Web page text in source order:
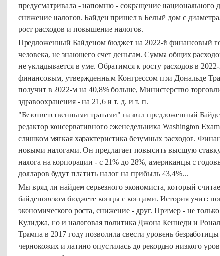
предусматривала - напомню - сокращение национального
снижение налогов. Байден пришел в Белый дом с
рост расходов и повышение налогов.
Предложенный Байденом бюджет на 2022-й финансовый
человека, не знающего счет деньгам. Сумма общих
не укладывается в уме. Обратимся к росту расходов в
финансовым, утвержденным Конгрессом при Дональде
получит в 2022-м на 40,8% больше, Министерство
здравоохранения - на 21,6 и т. д. и т. п.
"Безответственными тратами" назвал предложенный
редактор консервативного еженедельника Washington
слишком мягкая характеристика безумных расходов.
новыми налогами. Он предлагает повысить высшую
налога на корпорации - с 21% до 28%, американцы с
долларов будут платить налог на прибыль 43,4%...
Мы вряд ли найдем серьезного экономиста, который
байденовском бюджете концы с концами. История учит:
экономического роста, снижение - друг. Пример - не
Кулиджа, но и налоговая политика Джона Кеннеди и
Трампа в 2017 году позволила свести уровень
чернокожих и латино опустилась до рекордно низкого